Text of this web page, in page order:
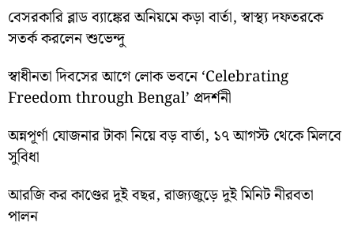
বেসরকারি ব্লাড ব্যাঙ্কের অনিয়মে কড়া বার্তা, স্বাস্থ্য দফতরকে
সতর্ক করলেন শুভেন্দু
স্বাধীনতা দিবসের আগে লোক ভবনে ‘Celebrating
Freedom through Bengal’ প্রদর্শনী
অন্নপূর্ণা যোজনার টাকা নিয়ে বড় বার্তা, ১৭ আগস্ট থেকে মিলবে
সুবিধা
আরজি কর কাণ্ডের দুই বছর, রাজ্যজুড়ে দুই মিনিট নীরবতা
পালন